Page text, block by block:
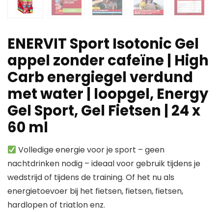
ENERVIT Sport Isotonic Gel
appel zonder cafeïne | High
Carb energiegel verdund
met water | loopgel, Energy
Gel Sport, Gel Fietsen | 24 x
60 ml
Volledige energie voor je sport – geen
nachtdrinken nodig – ideaal voor gebruik tijdens je
wedstrijd of tijdens de training. Of het nu als
energietoevoer bij het fietsen, fietsen, fietsen,
hardlopen of triatlon enz.